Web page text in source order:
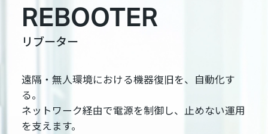
REBOOTER
リブーター
遠隔・無人環境における機器復旧を、自動化す
る。
ネットワーク経由で電源を制御し、止めない運用
を支えます。